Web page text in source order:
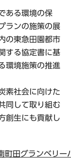
ある環境の保
ランの施策の展
の東急田園都市
する協定書に基
環境施策の推進
素社会に向けた
同して取り組む
創生にも貢献し
町田グランベリー